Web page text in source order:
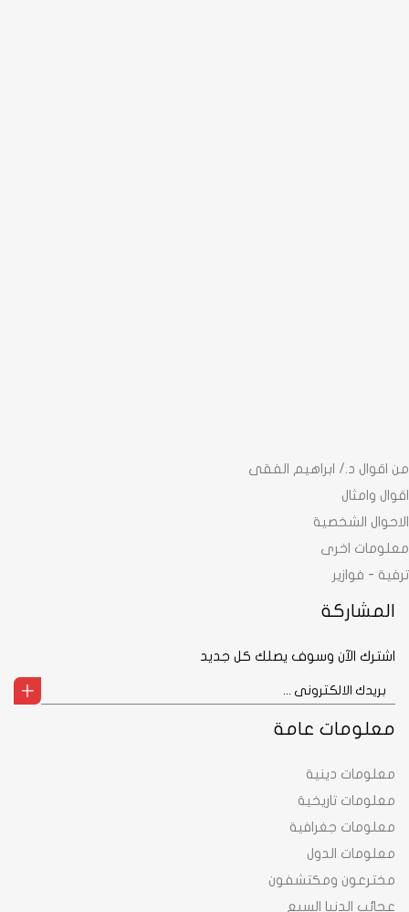
معلومات عامة
معلومات دينية
معلومات تاريخية
معلومات جغرافية
معلومات الدول
مخترعون ومكتشفون
عجائب الدنيا السبع
من اقوال د./ ابراهيم الفقى
اقوال وامثال
الاحوال الشخصية
معلومات اخرى
ترفية - فوازير
المشاركة
اشترك الآن وسوف يصلك كل جديد